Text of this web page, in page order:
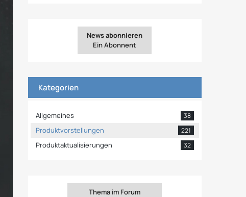
News abonnieren
Ein Abonnent
Kategorien
Allgemeines 38
Produktvorstellungen 221
Produktaktualisierungen 32
Thema im Forum